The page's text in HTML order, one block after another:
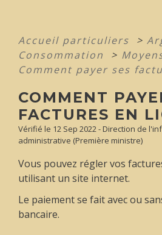
Accueil particuliers >
Consommation
>
Comment payer ses
COMMENT
FACTURES EN
Vérifié le 12 Sep 2022 - Direction de
administrative (Première ministre)
Vous pouvez régler vos
utilisant un site internet.
Le paiement se fait avec ou
bancaire.